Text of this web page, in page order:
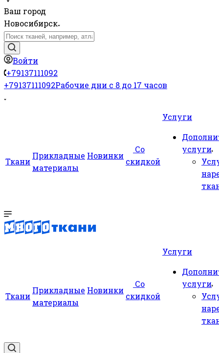
Ваш город
Новосибирск
Войти
+79137111092
+79137111092Рабочие дни с 8 до 17 часов
Ткани
Прикладные
материалы
Новинки
Со
скидкой
Услуги
услуги
Ткани
Прикладные
материалы
Новинки
Со
скидкой
Услуги
услуги